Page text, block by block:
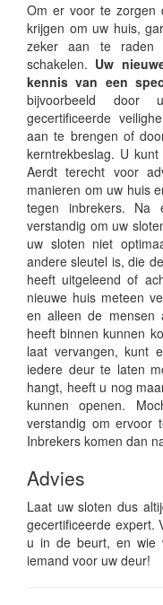
Om er voor te zorgen
krijgen om uw huis,
zeker aan te raden
schakelen. Uw
kennis van een
bijvoorbeeld door
gecertificeerde
aan te brengen of
kerntrekbeslag. U
Aerdt terecht voor
manieren om uw huis
tegen inbrekers. Na
verstandig om uw
uw sloten niet
andere sleutel is, die
heeft uitgeleend of
nieuwe huis meteen
en alleen de mensen
heeft binnen kunnen
laat vervangen, kunt
iedere deur te laten
hangt, heeft u nog
kunnen openen.
verstandig om ervoor
Inbrekers komen dan
Advies
Laat uw sloten dus
gecertificeerde expert.
u in de beurt, en wie
iemand voor uw deur!